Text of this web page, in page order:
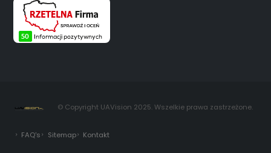
© Copyright UAVision 2025. Wszelkie prawa zastrzeżone.
FAQ's Sitemap Kontakt